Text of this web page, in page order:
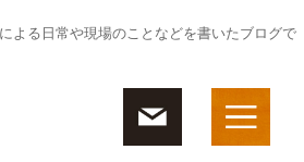
よる日常や現場のことなどを書いたブログで